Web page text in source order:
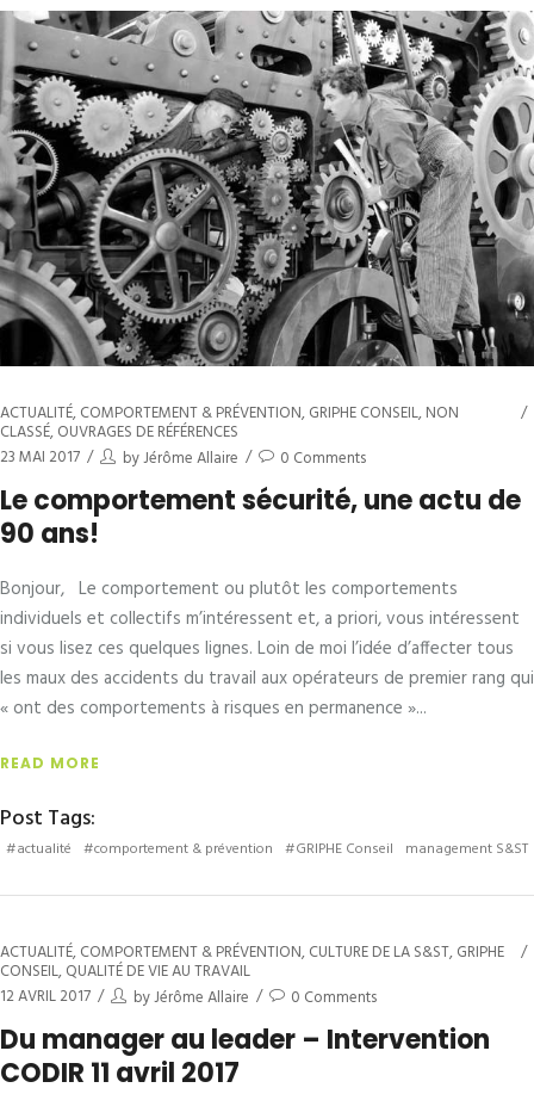
ACTUALITÉ,COMPORTEMENT & PRÉVENTION,GRIPHE CONSEIL,NON
CLASSÉ,OUVRAGES DE RÉFÉRENCES
23 MAI 2017
byJérôme Allaire 0 Comments
Le comportement sécurité, une actu de
90 ans!
Bonjour, Le comportement ou plutôt les comportements
individuels et collectifs m’intéressent et, a priori, vous intéressent
si vous lisez ces quelques lignes. Loin de moi l’idée d’affecter tous
les maux des accidents du travail aux opérateurs de premier rang qui
« ont des comportements à risques en permanence »
READ MORE
Post Tags:
#actualité #comportement & prévention #GRIPHE Conseil management S&ST
ACTUALITÉ,COMPORTEMENT & PRÉVENTION,CULTURE DE LA S&ST,GRIPHE
CONSEIL,QUALITÉ DE VIE AU TRAVAIL
12 AVRIL 2017
byJérôme Allaire 0 Comments
Du manager au leader – Intervention
CODIR 11 avril 2017